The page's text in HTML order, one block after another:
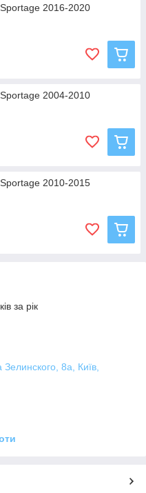
2016-2020
2004-2010
2010-2015
за рік
8а, Київ,